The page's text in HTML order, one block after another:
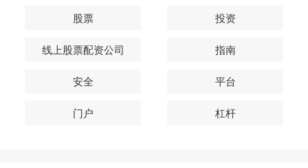
股票 投资
线上股票配资公司 指南
安全 平台
门户 杠杆